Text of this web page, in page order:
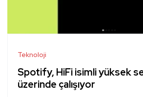
Teknoloji
Spotify, HiFi isimli yüksek
üzerinde çalışıyor